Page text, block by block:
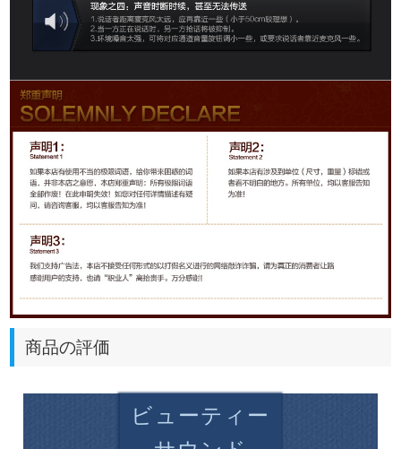
商品の評価
ビューティー